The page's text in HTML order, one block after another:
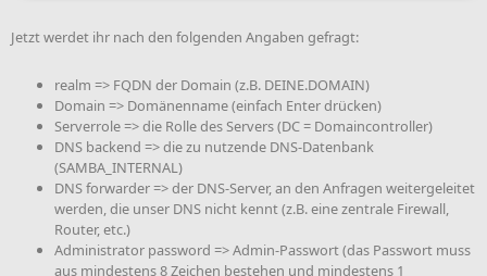
Jetzt werdet ihr nach den folgenden Angaben gefragt:
realm => FQDN der Domain (z.B. DEINE.DOMAIN)
Domain => Domänenname (einfach Enter drücken)
Serverrole => die Rolle des Servers (DC = Domaincontroller)
DNS backend => die zu nutzende DNS-Datenbank
(SAMBA_INTERNAL)
DNS forwarder => der DNS-Server, an den Anfragen weitergeleitet
werden, die unser DNS nicht kennt (z.B. eine zentrale Firewall,
Router, etc.)
Administrator password => Admin-Passwort (das Passwort muss
aus mindestens 8 Zeichen bestehen und mindestens 1